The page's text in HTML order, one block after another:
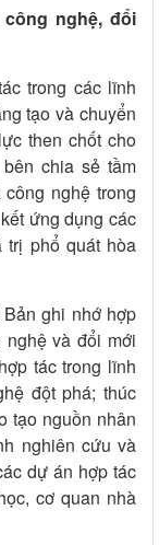
nghệ, đổi
trong các lĩnh
tạo và chuyển
then chốt cho
chia sẻ tầm
nghệ trong
ứng dụng các
trị phổ quát hòa
ghi nhớ hợp
và đổi mới
tác trong lĩnh
đột phá; thúc
tạo nguồn nhân
nghiên cứu và
dự án hợp tác
cơ quan nhà